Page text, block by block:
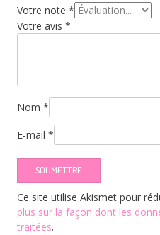
Votre note*
Votre avis*
Nom*
E-mail*
Ce site utilise Akismet pour
plus sur la façon dont les
traitées.